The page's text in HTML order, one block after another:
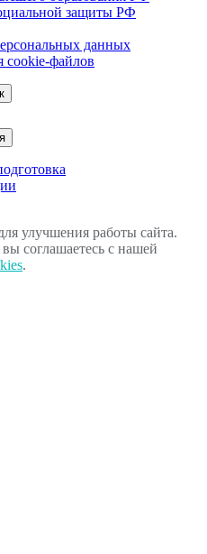
защиты РФ
данных
сookie-файлов
улучшения работы сайта.
соглашаетесь с нашей
.